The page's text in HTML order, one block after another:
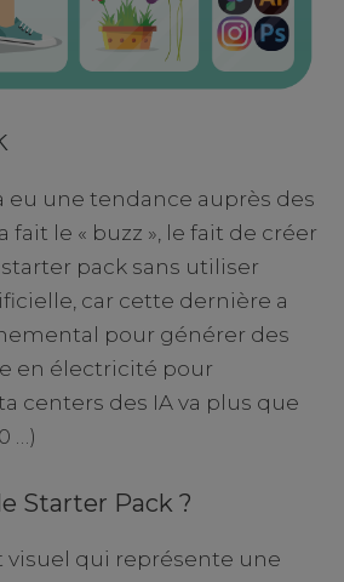
eu une tendance auprès des
le « buzz », le fait de créer
pack sans utiliser
car cette dernière a
pour générer des
en électricité pour
centers des IA va plus que
…)
Starter Pack ?
visuel qui représente une